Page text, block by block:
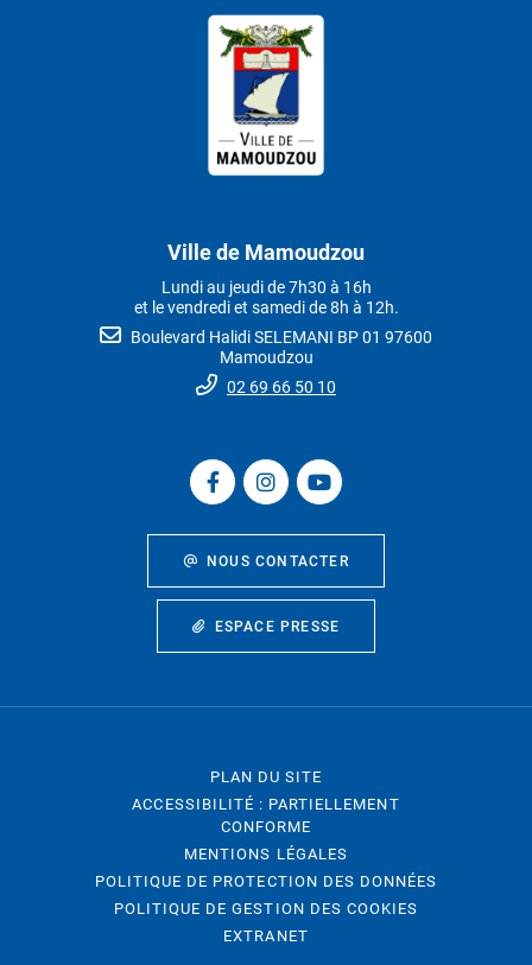
Ville de Mamoudzou
Lundi au jeudi de 7h30 à 16h
et le vendredi et samedi de 8h à 12h.
Boulevard Halidi SELEMANI BP 01 97600
Mamoudzou
02 69 66 50 10
NOUS CONTACTER
ESPACE PRESSE
PLAN DU SITE
ACCESSIBILITÉ : PARTIELLEMENT
CONFORME
MENTIONS LÉGALES
POLITIQUE DE PROTECTION DES DONNÉES
POLITIQUE DE GESTION DES COOKIES
EXTRANET